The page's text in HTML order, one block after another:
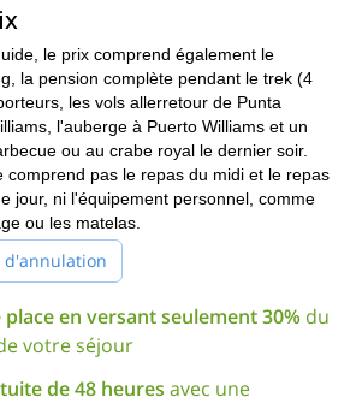
ne soit pas trop difficile ou technique,
. Et parce que nous ferons
pendant le programme, vous devriez
physique également.
d'une de ces aventures que peu de
vous aller explorer un endroit que
Alors, envoyez-moi une demande et
incroyable voyage d'une semaine à
de Navarino . Vous ne l'oublierez
d'alpinismedans leCajon de Maipo.
le prix comprend également le
la pension complète pendant le trek (4
les vols allerretour de Punta
l'auberge à Puerto Williams et un
ou au crabe royal le dernier soir.
comprend pas le repas du midi et le repas
jour, ni l'équipement personnel, comme
ou les matelas.
d'annulation
en versant seulement 30% du
votre séjour
de 48 heures avec une